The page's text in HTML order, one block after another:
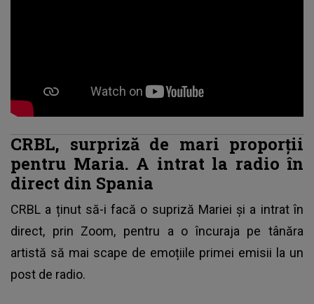
CRBL, surpriză de mari proporţii
pentru Maria. A intrat la radio în
direct din Spania
CRBL a ținut să-i facă o supriză Mariei și a intrat în
direct, prin Zoom, pentru a o încuraja pe tânăra
artistă să mai scape de emoțiile primei emisii la un
post de radio.